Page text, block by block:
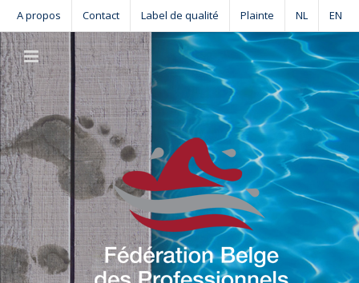
content
A propos Contact Label de qualité Plainte NL EN